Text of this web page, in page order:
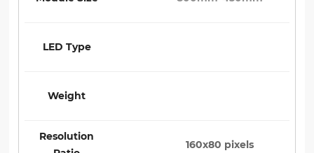
LED Type
Weight
Resolution
160x80 pixels